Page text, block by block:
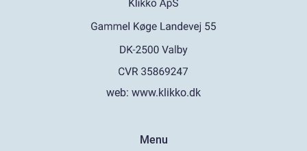
web: www.klikko.dk
Menu